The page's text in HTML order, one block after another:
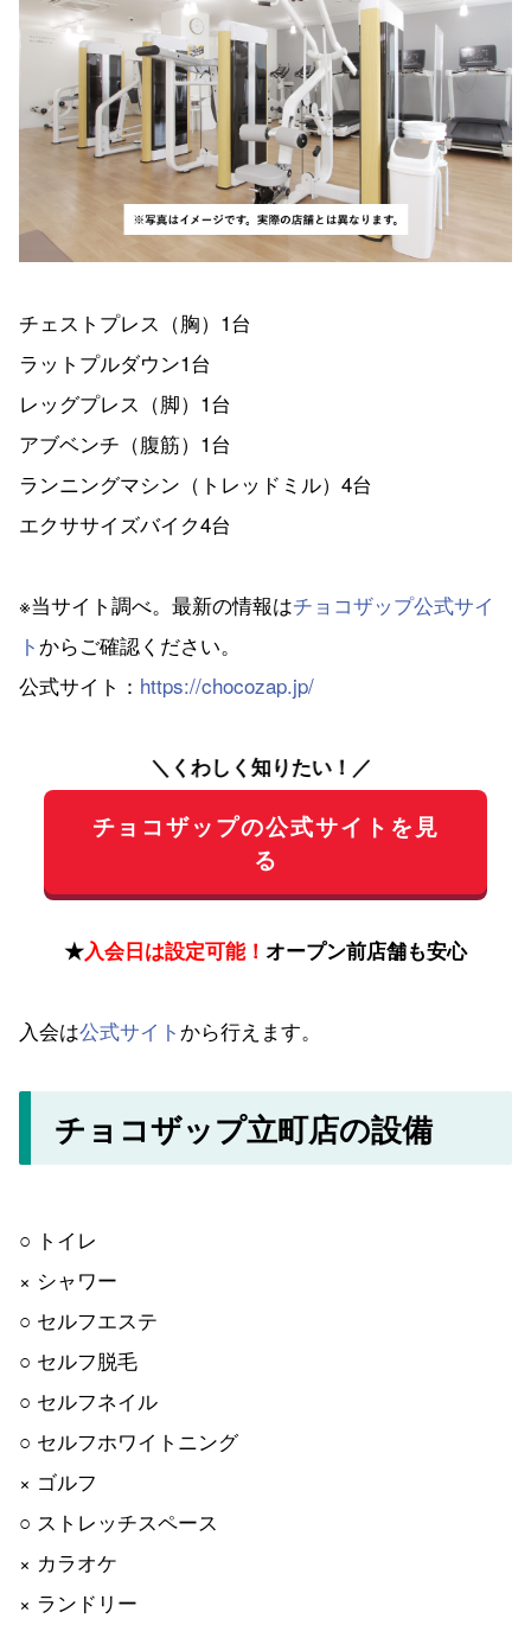
チェストプレス（胸）1台
ラットプルダウン1台
レッグプレス（脚）1台
アブベンチ（腹筋）1台
ランニングマシン（トレッドミル）4台
エクササイズバイク4台
※当サイト調べ。最新の情報はチョコザップ公式サイ
ト からご確認ください。
公式サイト： https://chocozap.jp/
＼くわしく知りたい！／
チョコザップの公式サイトを見
る
★入会日は設定可能！ オープン前店舗も安心
入会は公式サイト から行えます。
チョコザップ立町店の設備
○ トイレ
× シャワー
○ セルフエステ
○ セルフ脱毛
○ セルフネイル
○ セルフホワイトニング
× ゴルフ
○ ストレッチスペース
× カラオケ
× ランドリー